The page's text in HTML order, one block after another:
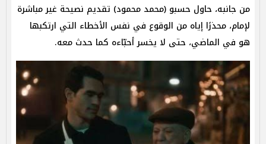
من جانبه، حاول حسبو (محمد محمود) تقديم نصيحة غير مباشرة
لإمام، محذرًا إياه من الوقوع في نفس الأخطاء التي ارتكبها
هو في الماضي، حتى لا يخسر أحبّاءه كما حدث معه.